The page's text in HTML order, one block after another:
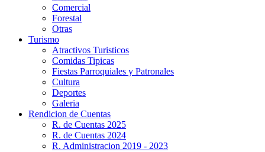
Comercial
Forestal
Otras
Turismo
Atractivos Turisticos
Comidas Tipicas
Fiestas Parroquiales y Patronales
Cultura
Deportes
Galeria
Rendicion de Cuentas
R. de Cuentas 2025
R. de Cuentas 2024
R. Administracion 2019 - 2023